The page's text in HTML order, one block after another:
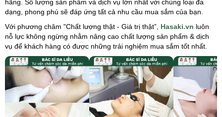
hãng. Số lượng sản phẩm và dịch vụ lớn nhất với chủng loại đa
dạng, phong phú sẽ đáp ứng tất cả nhu cầu mua sắm của bạn.
Với phương châm "Chất lượng thật - Giá trị thật”, Hasaki.vn luôn
nỗ lực không ngừng nhằm nâng cao chất lượng sản phẩm & dịch
vụ để khách hàng có được những trải nghiệm mua sắm tốt nhất.